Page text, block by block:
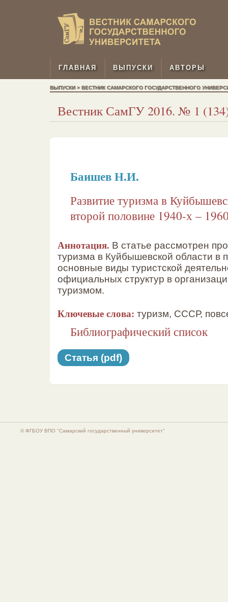
ГЛАВНАЯ ВЫПУСКИ АВТОРЫ
ВЫПУСКИ > ВЕСТНИК САМАРСКОГО ГОСУДАРСТВЕННОГО
Вестник СамГУ 2016. № 1
Баишев Н.И.
Развитие туризма в
второй половине 1940-х –
Аннотация. В статье рассмотрен
туризма в Куйбышевской области в
основные виды туристской
официальных структур в
туризмом.
Ключевые слова: туризм, СССР,
Библиографический список
Статья (pdf)
© ФГБОУ ВПО "Самарский государственный университет"